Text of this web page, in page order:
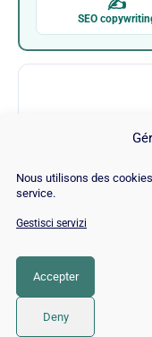
Nous utilisons des
service.
Gestisci servizi
Accepter
Deny
✍
SEO
SERP Trends
CATEGORIA